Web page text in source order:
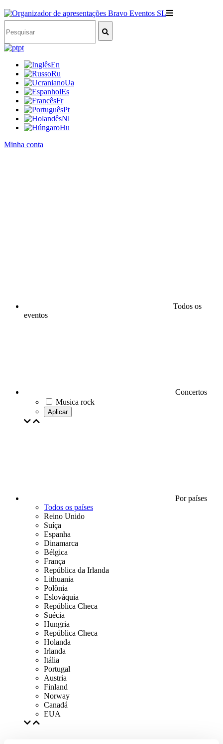
pt
En
Ru
Ua
Es
Fr
Pt
Nl
Hu
Minha conta
Todos os
eventos
Concertos
Musica rock
Aplicar
Por países
Todos os países
Reino Unido
Suíça
Espanha
Dinamarca
Bélgica
França
República da Irlanda
Lithuania
Polônia
Eslováquia
República Checa
Suécia
Hungria
República Checa
Holanda
Irlanda
Itália
Portugal
Austria
Finland
Norway
Canadá
EUA